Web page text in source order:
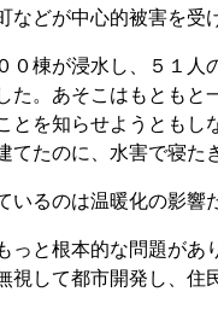
どが中心的被害を受
棟が浸水し、５１人
た。あそこはもともと
とを知らせようとも
てたのに、水害で寝た
るのは温暖化の影響
と根本的な問題があ
視して都市開発し、